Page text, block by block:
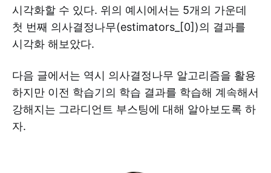
시각화할 수 있다. 위의 예시에서는 5개의 가운데
첫 번째 의사결정나무(estimators_[0])의 결과를
시각화 해보았다.
다음 글에서는 역시 의사결정나무 알고리즘을 활용
하지만 이전 학습기의 학습 결과를 학습해 계속해서
강해지는 그라디언트 부스팅에 대해 알아보도록 하
자.